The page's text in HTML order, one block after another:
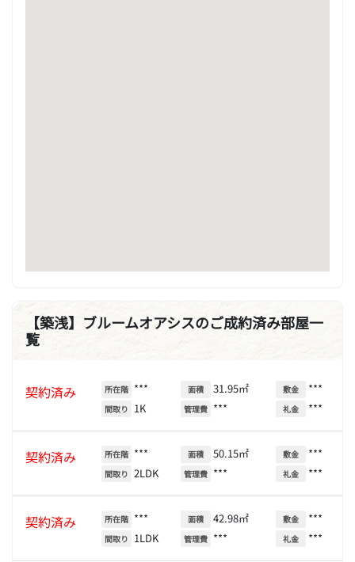
【築浅】ブルームオアシスのご成約済み部屋一
覧
契約済み 所在階 ***
間取り 1K
面積 31.95㎡
管理費 ***
敷金 ***
礼金 ***
契約済み 所在階 ***
間取り 2LDK
面積 50.15㎡
管理費 ***
敷金 ***
礼金 ***
契約済み 所在階 ***
間取り 1LDK
面積 42.98㎡
管理費 ***
敷金 ***
礼金 ***